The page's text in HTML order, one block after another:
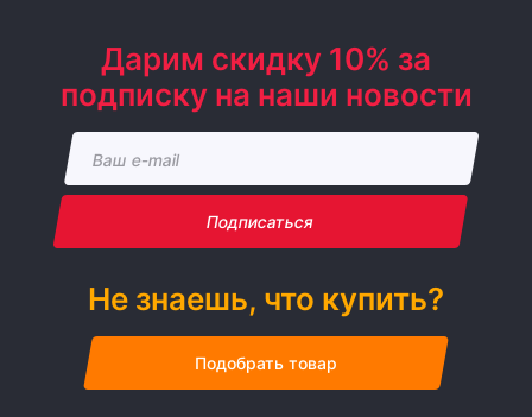
Дарим скидку 10% за
подписку на наши новости
Подписаться
Не знаешь, что купить?
Подобрать товар